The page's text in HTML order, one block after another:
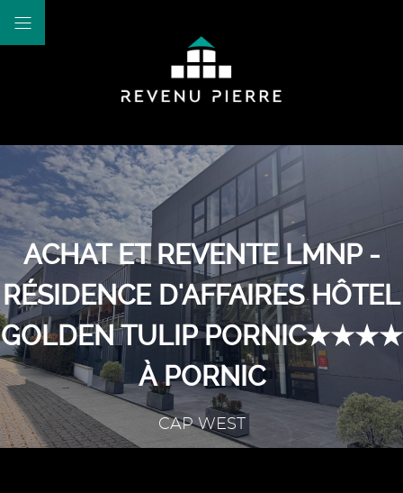
ACHAT ET REVENTE LMNP -
RÉSIDENCE D'AFFAIRES HÔTEL
GOLDEN TULIP PORNIC★★★★
À PORNIC
CAP WEST